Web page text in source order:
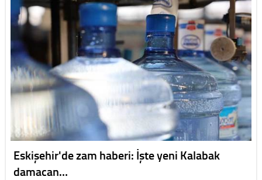
Eskişehir'de zam haberi: İşte yeni Kalabak
damacan…